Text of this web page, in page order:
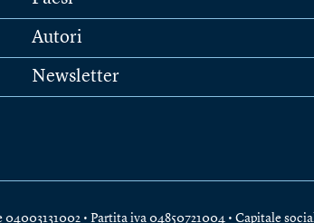
Autori
Newsletter
• Partita iva 04850721004 • Capitale